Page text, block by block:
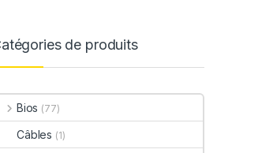
de produits
Bios (77)
Câbles (1)